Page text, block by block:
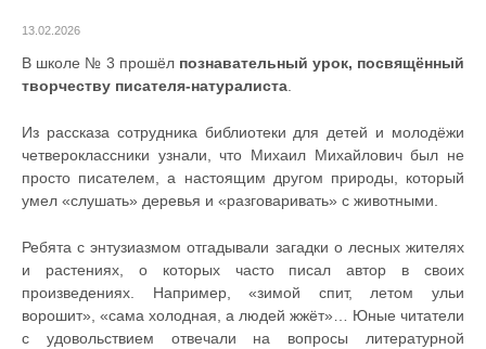
13.02.2026
В школе № 3 прошёл познавательный урок, посвящённый
творчеству писателя-натуралиста
Из рассказа сотрудника библиотеки для детей и молодёжи
четвероклассники узнали, что Михаил Михайлович был не
просто писателем, а настоящим другом природы, который
умел «слушать» деревья и «разговаривать» с животными.
Ребята с энтузиазмом отгадывали загадки о лесных жителях
и растениях, о которых часто писал автор в своих
произведениях. Например, «зимой спит, летом ульи
ворошит», «сама холодная, а людей жжёт»… Юные читатели
с удовольствием отвечали на вопросы литературной